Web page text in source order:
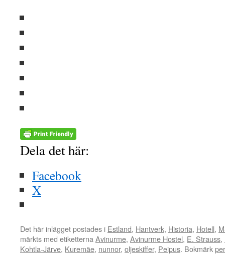
Dela det här:
Facebook
X
Det här inlägget postades i Estland, Hantverk, Historia, Hotell,
märkts med etiketterna Avinurme, Avinurme Hostel, E. Strauss,
Kohtla-Järve, Kuremäe, nunnor, oljeskiffer, Peipus. Bokmärk